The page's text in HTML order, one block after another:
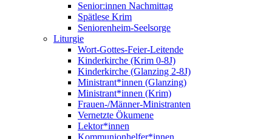
Senior:innen Nachmittag
Spätlese Krim
Seniorenheim-Seelsorge
Liturgie
Wort-Gottes-Feier-Leitende
Kinderkirche (Krim 0-8J)
Kinderkirche (Glanzing 2-8J)
Ministrant*innen (Glanzing)
Ministrant*innen (Krim)
Frauen-/Männer-Ministranten
Vernetzte Ökumene
Lektor*innen
Kommunionhelfer*innen